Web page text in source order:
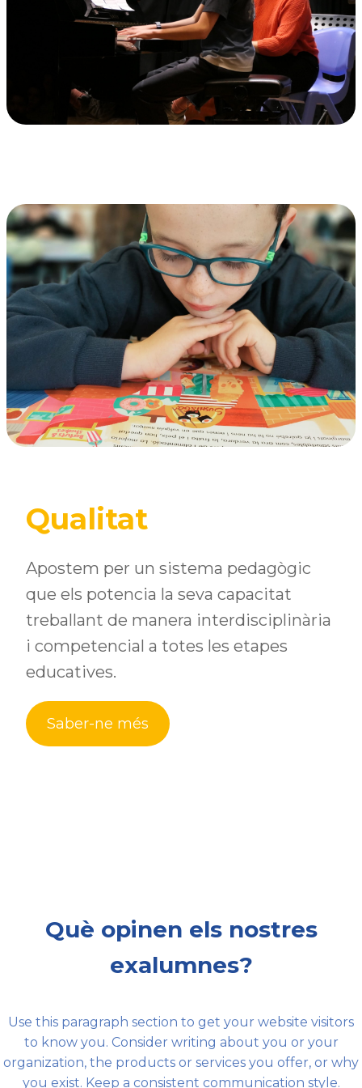
Qualitat
Apostem per un sistema pedagògic
que els potencia la seva capacitat
treballant de manera interdisciplinària
i competencial a totes les etapes
educatives.
Saber-ne més
Què opinen els nostres
exalumnes?
Use this paragraph section to get your website visitors
to know you. Consider writing about you or your
organization, the products or services you offer, or why
you exist. Keep a consistent communication style.
proof, a powerful way to
Buffalo, NY
proof, a powerful way to
Buffalo, NY